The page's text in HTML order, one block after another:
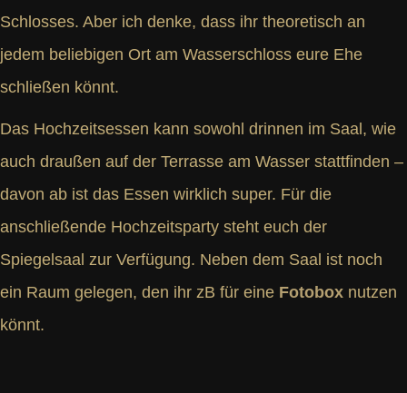
Schlosses. Aber ich denke, dass ihr theoretisch an
jedem beliebigen Ort am Wasserschloss eure Ehe
schließen könnt.
Das Hochzeitsessen kann sowohl drinnen im Saal, wie
auch draußen auf der Terrasse am Wasser stattfinden –
davon ab ist das Essen wirklich super. Für die
anschließende Hochzeitsparty steht euch der
Spiegelsaal zur Verfügung. Neben dem Saal ist noch
ein Raum gelegen, den ihr zB für eine Fotobox nutzen
könnt.